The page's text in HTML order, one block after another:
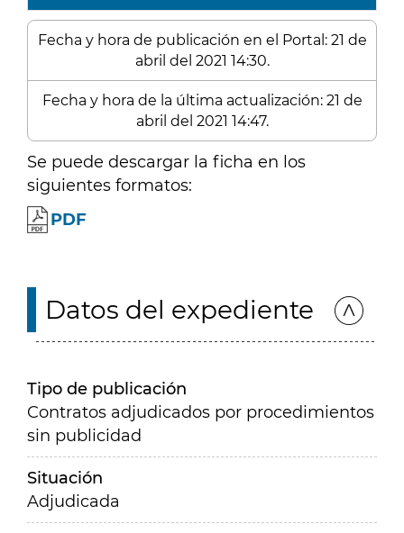
Fecha y hora de publicación en el Portal: 21 de
abril del 2021 14:30.
Fecha y hora de la última actualización: 21 de
abril del 2021 14:47.
Se puede descargar la ficha en los
siguientes formatos:
PDF
Datos del expediente
Tipo de publicación
Contratos adjudicados por procedimientos
sin publicidad
Situación
Adjudicada